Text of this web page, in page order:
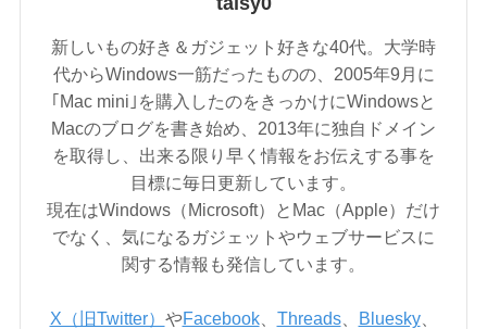
新しいもの好き＆ガジェット好きな40代。大学時
代からWindows一筋だったものの、2005年9月に
｢Mac mini｣を購入したのをきっかけにWindowsと
Macのブログを書き始め、2013年に独自ドメイン
を取得し、出来る限り早く情報をお伝えする事を
目標に毎日更新しています。
現在はWindows（Microsoft）とMac（Apple）だけ
でなく、気になるガジェットやウェブサービスに
関する情報も発信しています。
X（旧Twitter） やFacebook、 Threads、 Bluesky、